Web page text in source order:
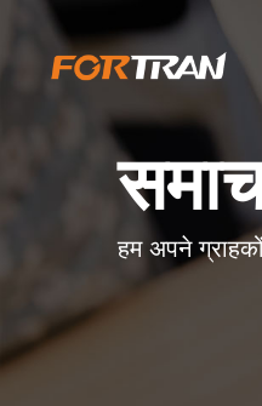
हम अपने